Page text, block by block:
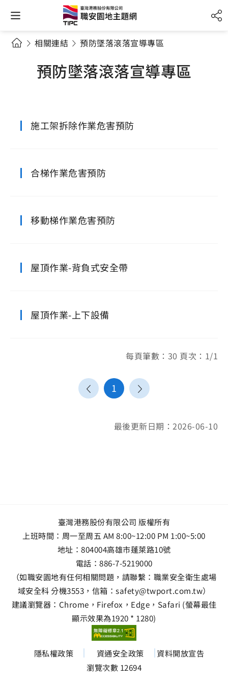
相關連結 預防墜落滾落宣導專區
預防墜落滾落宣導專區
施工架拆除作業危害預防
合梯作業危害預防
移動梯作業危害預防
屋頂作業-背負式安全帶
屋頂作業-上下設備
每頁筆數：30 頁次：1/1
1
最後更新日期：2026-06-10
臺灣港務股份有限公司 版權所有
上班時間：周一至周五 AM 8:00~12:00 PM 1:00~5:00
地址： 804004高雄市蓬萊路10號
電話： 886-7-5219000
（如職安園地有任何相關問題，請聯繫：職業安全衛生處場
域安全科 分機3553，信箱：safety@twport.com.tw）
建議瀏覽器：Chrome，Firefox，Edge，Safari (螢幕最佳
顯示效果為1920 * 1280)
隱私權政策 資通安全政策
資料開放宣告
瀏覽次數 12694